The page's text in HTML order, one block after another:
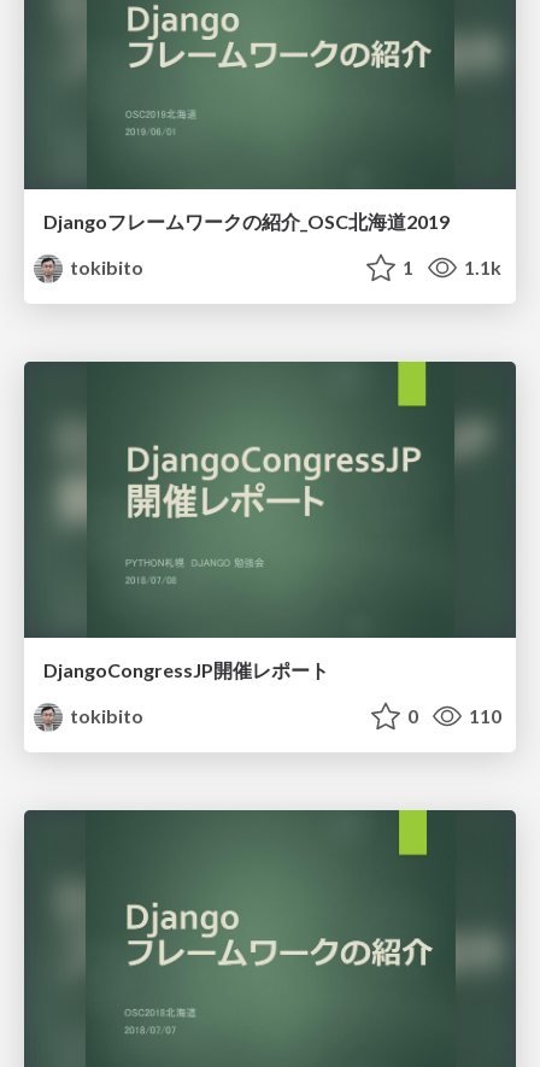
Djangoフレームワークの紹介_OSC北海道2019
tokibito
1 1.1k
DjangoCongressJP開催レポート
tokibito
0 110